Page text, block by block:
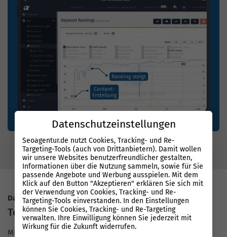
Datenbasierter Erfolg mit System
Top Rankings bei Google
Mit unserer Performance Suite arbeiten SEO-Experten auf
Datenschutzeinstellungen
Seoagentur.de nutzt Cookies, Tracking- und Re-
Targeting-Tools (auch von Drittanbietern). Damit wollen
wir unsere Websites benutzerfreundlicher gestalten,
Informationen über die Nutzung sammeln, sowie für Sie
passende Angebote und Werbung ausspielen. Mit dem
Klick auf den Button "Akzeptieren" erklären Sie sich mit
der Verwendung von Cookies, Tracking- und Re-
Targeting-Tools einverstanden. In den Einstellungen
können Sie Cookies, Tracking- und Re-Targeting
verwalten. Ihre Einwilligung können Sie jederzeit mit
Wirkung für die Zukunft widerrufen.